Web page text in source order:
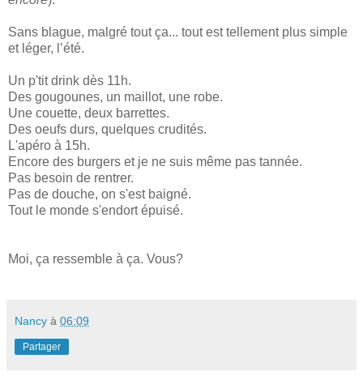
Sans blague, malgré tout ça... tout est tellement plus simple
et léger, l’été.
Un p'tit drink dès 11h.
Des gougounes, un maillot, une robe.
Une couette, deux barrettes.
Des oeufs durs, quelques crudités.
L'apéro à 15h.
Encore des burgers et je ne suis même pas tannée.
Pas besoin de rentrer.
Pas de douche, on s'est baigné.
Tout le monde s'endort épuisé.
Moi, ça ressemble à ça. Vous?
Nancy à 06:09
Partager